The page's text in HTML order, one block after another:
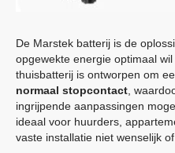
De Marstek batterij is de
opgewekte energie optimaal
thuisbatterij is ontworpen om
normaal stopcontact ,
ingrijpende aanpassingen
ideaal voor huurders,
vaste installatie niet wenselijk